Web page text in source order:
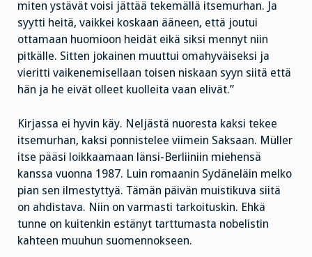
miten ystävät voisi jättää tekemällä itsemurhan. Ja
syytti heitä, vaikkei koskaan ääneen, että joutui
ottamaan huomioon heidät eikä siksi mennyt niin
pitkälle. Sitten jokainen muuttui omahyväiseksi ja
vieritti vaikenemisellaan toisen niskaan syyn siitä että
hän ja he eivät olleet kuolleita vaan elivät.”
Kirjassa ei hyvin käy. Neljästä nuoresta kaksi tekee
itsemurhan, kaksi ponnistelee viimein Saksaan. Müller
itse pääsi loikkaamaan länsi-Berliiniin miehensä
kanssa vuonna 1987. Luin romaanin Sydäneläin melko
pian sen ilmestyttyä. Tämän päivän muistikuva siitä
on ahdistava. Niin on varmasti tarkoituskin. Ehkä
tunne on kuitenkin estänyt tarttumasta nobelistin
kahteen muuhun suomennokseen.